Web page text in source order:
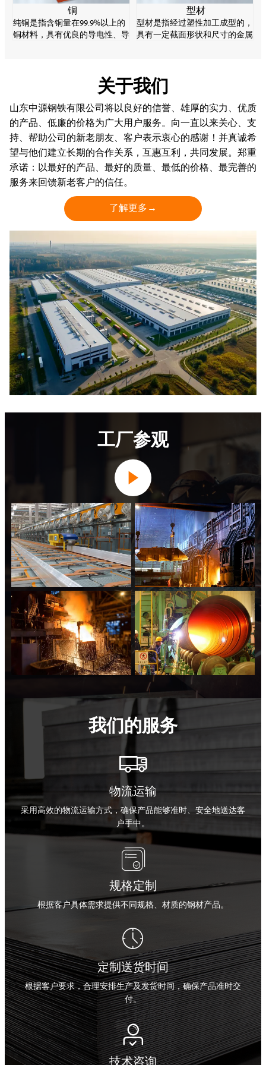
铜
纯铜是指含铜量在99.9%以上的
铜材料，具有优良的导电性、导
型材
型材是指经过塑性加工成型的，
具有一定截面形状和尺寸的金属
关于我们
山东中源钢铁有限公司将以良好的信誉、雄厚的实力、优质
的产品、低廉的价格为广大用户服务。向一直以来关心、支
持、帮助公司的新老朋友、客户表示衷心的感谢！并真诚希
望与他们建立长期的合作关系，互惠互利，共同发展。郑重
承诺：以最好的产品、最好的质量、最低的价格、最完善的
服务来回馈新老客户的信任。
了解更多→
工厂参观

我们的服务

物流运输
采用高效的物流运输方式，确保产品能够准时、安全地送达客
户手中。

规格定制
根据客户具体需求提供不同规格、材质的钢材产品。

定制送货时间
根据客户要求，合理安排生产及发货时间，确保产品准时交
付。
